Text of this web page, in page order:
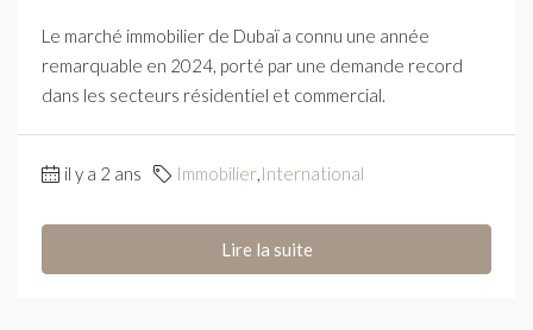
Le marché immobilier de Dubaï a connu une année
remarquable en 2024, porté par une demande record
dans les secteurs résidentiel et commercial.
il y a 2 ans Immobilier,International
Lire la suite